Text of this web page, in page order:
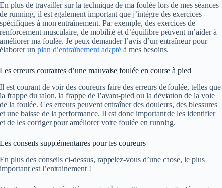
En plus de travailler sur la technique de ma foulée lors de mes séances
de running, il est également important que j’intègre des exercices
spécifiques à mon entraînement. Par exemple, des exercices de
renforcement musculaire, de mobilité et d’équilibre peuvent m’aider à
améliorer ma foulée. Je peux demander l’avis d’un entraîneur pour
élaborer un plan d’entraînement adapté à mes besoins.
Les erreurs courantes d’une mauvaise foulée en course à pied
Il est courant de voir des coureurs faire des erreurs de foulée, telles que
la frappe du talon, la frappe de l’avant-pied ou la déviation de la voie
de la foulée. Ces erreurs peuvent entraîner des douleurs, des blessures
et une baisse de la performance. Il est donc important de les identifier
et de les corriger pour améliorer votre foulée en running.
Les conseils supplémentaires pour les coureurs
En plus des conseils ci-dessus, rappelez-vous d’une chose, le plus
important est l’entrainement !